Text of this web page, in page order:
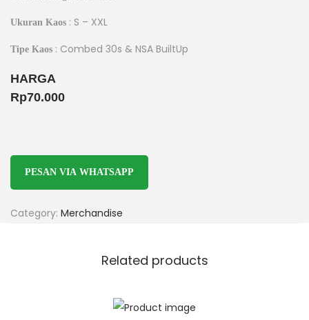
Ukuran Kaos : S – XXL
Tipe Kaos : Combed 30s & NSA BuiltUp
HARGA
Rp70.000
PESAN VIA WHATSAPP
Category: Merchandise
Related products